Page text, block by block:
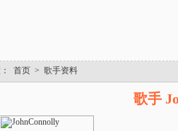
首页 > 歌手资料
歌手